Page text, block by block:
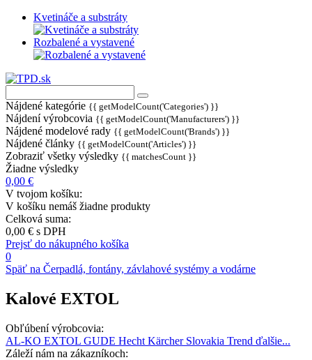
Kvetináče a substráty
Rozbalené a vystavené
Nájdené kategórie {{ getModelCount('Categories') }}
Nájdení výrobcovia {{ getModelCount('Manufacturers') }}
Nájdené modelové rady {{ getModelCount('Brands') }}
Nájdené články {{ getModelCount('Articles') }}
Zobraziť všetky výsledky {{ matchesCount }}
Žiadne výsledky
0,00 €
V tvojom košíku:
V košíku nemáš žiadne produkty
Celková suma:
0,00 € s DPH
Prejsť do nákupného košíka
0
Späť na Čerpadlá, fontány, závlahové systémy a vodárne
Kalové EXTOL
Obľúbení výrobcovia:
AL-KO EXTOL GUDE Hecht Kärcher Slovakia Trend ďalšie...
Záleží nám na zákazníkoch: